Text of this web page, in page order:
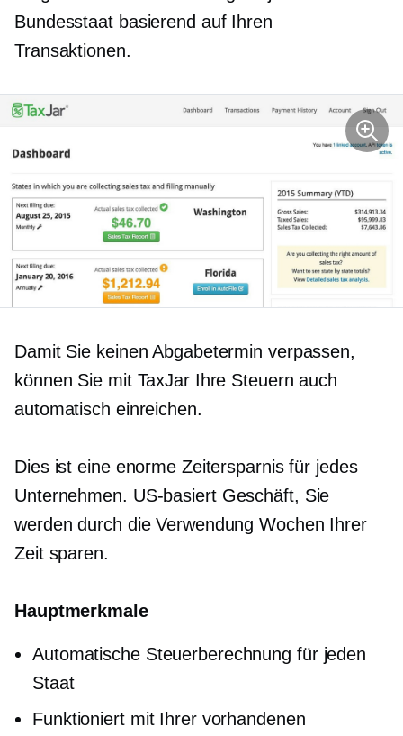
Bundesstaat basierend auf Ihren
Transaktionen.
Damit Sie keinen Abgabetermin verpassen,
können Sie mit TaxJar Ihre Steuern auch
automatisch einreichen.
Dies ist eine enorme Zeitersparnis für jedes
Unternehmen. US-basiertGeschäft, Sie
werden durch die Verwendung Wochen Ihrer
Zeit sparen.
Hauptmerkmale
Automatische Steuerberechnung für jeden
Staat
Funktioniert mit Ihrer vorhandenen